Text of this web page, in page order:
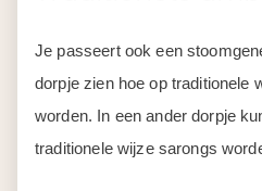
Je passeert ook een
dorpje zien hoe op traditionele
worden. In een ander dorpje
traditionele wijze sarongs